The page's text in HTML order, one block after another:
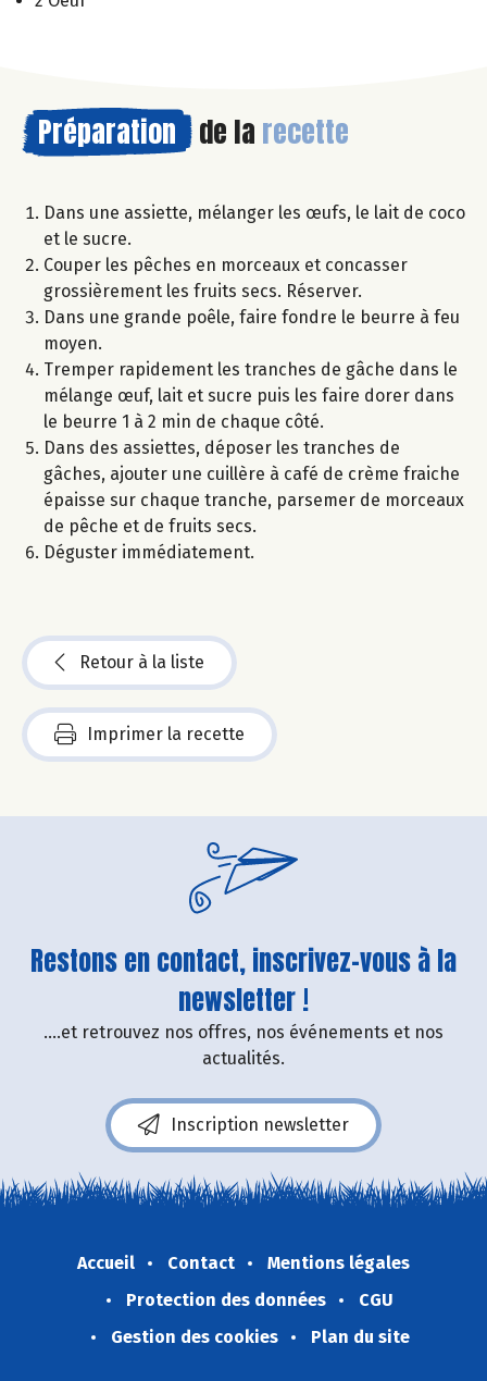
Préparation de la recette
Dans une assiette, mélanger les œufs, le lait de coco
et le sucre.
Couper les pêches en morceaux et concasser
grossièrement les fruits secs. Réserver.
Dans une grande poêle, faire fondre le beurre à feu
moyen.
Tremper rapidement les tranches de gâche dans le
mélange œuf, lait et sucre puis les faire dorer dans
le beurre 1 à 2 min de chaque côté.
Dans des assiettes, déposer les tranches de
gâches, ajouter une cuillère à café de crème fraiche
épaisse sur chaque tranche, parsemer de morceaux
de pêche et de fruits secs.
Déguster immédiatement.
Retour à la liste
Imprimer la recette
Restons en contact, inscrivez-vous à la
newsletter !
....et retrouvez nos offres, nos événements et nos
actualités.
Inscription newsletter
Accueil Contact
Mentions légales
Protection des données
CGU
Gestion des cookies
Plan du site